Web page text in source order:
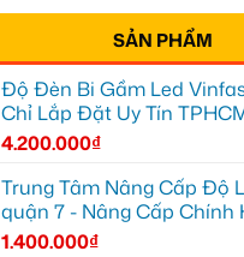
SẢN PHẨM
Độ Đèn Bi Gầm Led
Chỉ Lắp Đặt Uy Tín
4.200.000₫
Trung Tâm Nâng Cấp Độ
quận 7 - Nâng Cấp Chính
1.400.000₫